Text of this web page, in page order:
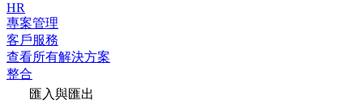
HR
專案管理
客戶服務
查看所有解決方案
整合
匯入與匯出